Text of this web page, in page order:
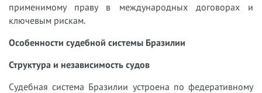
применимому праву в международных договорах и
ключевым рискам.
Особенности судебной системы Бразилии
Структура и независимость судов
Судебная система Бразилии устроена по федеративному